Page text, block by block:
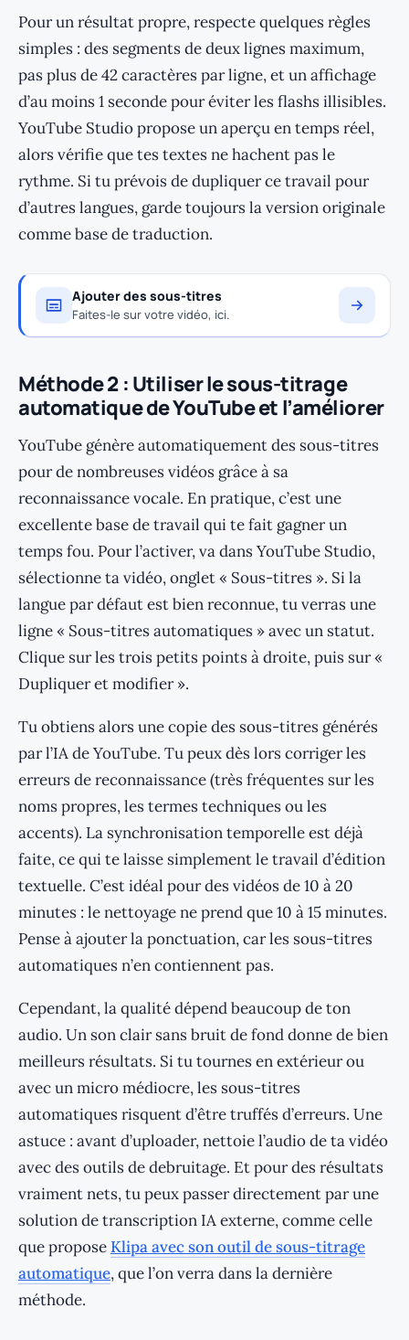
Pour un résultat propre, respecte quelques règles
simples : des segments de deux lignes maximum,
pas plus de 42 caractères par ligne, et un affichage
d’au moins 1 seconde pour éviter les flashs illisibles.
YouTube Studio propose un aperçu en temps réel,
alors vérifie que tes textes ne hachent pas le
rythme. Si tu prévois de dupliquer ce travail pour
d’autres langues, garde toujours la version originale
comme base de traduction.
Ajouter des sous-titres
Faites-le sur votre vidéo, ici.
Méthode 2 : Utiliser le sous-titrage
automatique de YouTube et l’améliorer
YouTube génère automatiquement des sous-titres
pour de nombreuses vidéos grâce à sa
reconnaissance vocale. En pratique, c’est une
excellente base de travail qui te fait gagner un
temps fou. Pour l’activer, va dans YouTube Studio,
sélectionne ta vidéo, onglet « Sous-titres ». Si la
langue par défaut est bien reconnue, tu verras une
ligne « Sous-titres automatiques » avec un statut.
Clique sur les trois petits points à droite, puis sur «
Dupliquer et modifier ».
Tu obtiens alors une copie des sous-titres générés
par l’IA de YouTube. Tu peux dès lors corriger les
erreurs de reconnaissance (très fréquentes sur les
noms propres, les termes techniques ou les
accents). La synchronisation temporelle est déjà
faite, ce qui te laisse simplement le travail d’édition
textuelle. C’est idéal pour des vidéos de 10 à 20
minutes : le nettoyage ne prend que 10 à 15 minutes.
Pense à ajouter la ponctuation, car les sous-titres
automatiques n’en contiennent pas.
Cependant, la qualité dépend beaucoup de ton
audio. Un son clair sans bruit de fond donne de bien
meilleurs résultats. Si tu tournes en extérieur ou
avec un micro médiocre, les sous-titres
automatiques risquent d’être truffés d’erreurs. Une
astuce : avant d’uploader, nettoie l’audio de ta vidéo
avec des outils de debruitage. Et pour des résultats
vraiment nets, tu peux passer directement par une
solution de transcription IA externe, comme celle
que propose Klipa avec son outil de sous-titrage
automatique, que l’on verra dans la dernière
méthode.